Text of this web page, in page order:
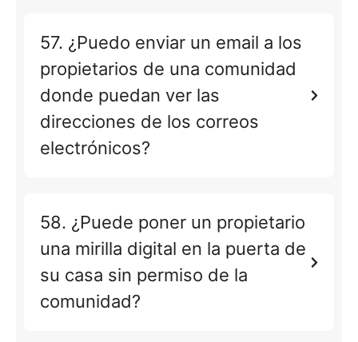
57. ¿Puedo enviar un email a los
propietarios de una comunidad
donde puedan ver las
direcciones de los correos
electrónicos?
58. ¿Puede poner un propietario
una mirilla digital en la puerta de
su casa sin permiso de la
comunidad?